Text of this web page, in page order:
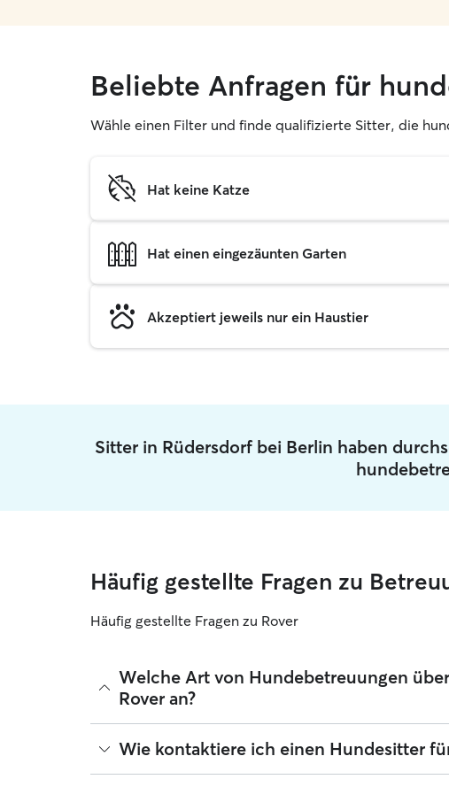
Beliebte Anfragen für
Wähle einen Filter und finde qualifizierte Sitter, die
Hat keine Katze
Hat einen eingezäunten Garten
Akzeptiert jeweils nur ein Haustier
Sitter in Rüdersdorf bei Berlin haben
Häufig gestellte Fragen zu
Häufig gestellte Fragen zu Rover
Welche Art von Hundebetreuungen
Rover an?
Mit Rover findest du ganz leicht Hundesitter für
um deinen Hund kümmern. Die verifizierten 5-Sterne-
wenn du unterwegs bist ‑ egal, ob es nur für ein
Wie kontaktiere ich einen Hundesitter